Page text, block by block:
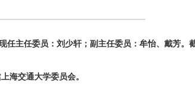
主任委员：刘少轩；副主任委员：牟怡、戴芳。
海交通大学委员会。